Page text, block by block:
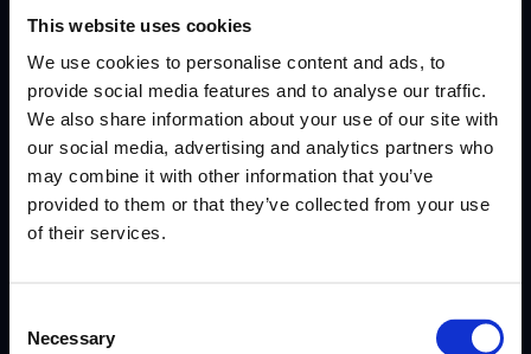
This website uses cookies
We use cookies to personalise content and ads, to
provide social media features and to analyse our traffic.
We also share information about your use of our site with
our social media, advertising and analytics partners who
may combine it with other information that you’ve
provided to them or that they’ve collected from your use
of their services.
Selection
Necessary
kuukausittainen asiantuntijajohtoinen uutiskirjeemme.
menestystarinoista ja toimintaohjeista, jotka toimivat
juuri nyt.